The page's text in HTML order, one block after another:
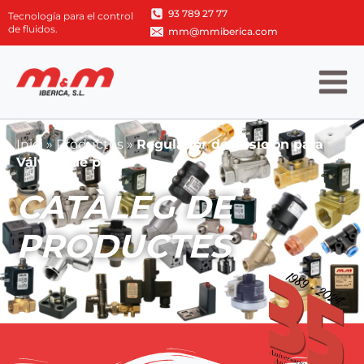
Tecnología para el control
de fluidos.
93 789 27 77
mm@mmiberica.com
Inici» Productos»Regulador de posición para
Válvula de pistón
CATÀLEG DE
PRODUCTES